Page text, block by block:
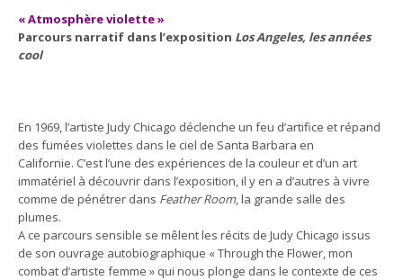
« Atmosphère violette »
Parcours narratif dans l’exposition Los Angeles, les années
cool
En 1969, l’artiste Judy Chicago déclenche un feu d’artifice et répand
des fumées violettes dans le ciel de Santa Barbara en
Californie. C’est l’une des expériences de la couleur et d’un art
immatériel à découvrir dans l’exposition, il y en a d’autres à vivre
comme de pénétrer dans Feather Room, la grande salle des
plumes.
A ce parcours sensible se mêlent les récits de Judy Chicago issus
de son ouvrage autobiographique « Through the Flower, mon
combat d’artiste femme » qui nous plonge dans le contexte de ces